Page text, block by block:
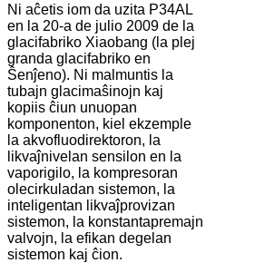
Ni aĉetis iom da uzita P34AL
en la 20-a de julio 2009 de la
glacifabriko Xiaobang (la plej
granda glacifabriko en
Ŝenĵeno). Ni malmuntis la
tubajn glacimaŝinojn kaj
kopiis ĉiun unuopan
komponenton, kiel ekzemple
la akvofluodirektoron, la
likvaĵnivelan sensilon en la
vaporigilo, la kompresoran
olecirkuladan sistemon, la
inteligentan likvaĵprovizan
sistemon, la konstantapremajn
valvojn, la efikan degelan
sistemon kaj ĉion.